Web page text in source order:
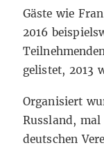
Gäste wie
2016
gelistet, 2013
Organisiert
Russland,
deutschen